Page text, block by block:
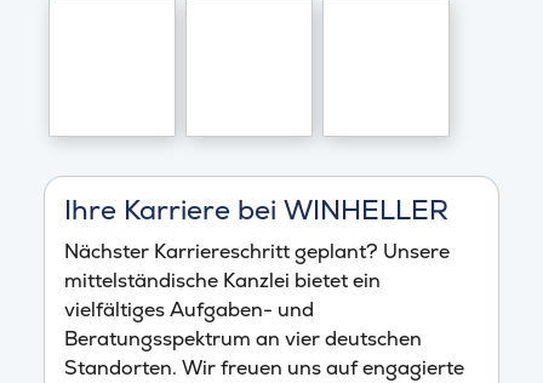
Ihre Karriere bei WINHELLER
Nächster Karriereschritt geplant? Unsere
mittelständische Kanzlei bietet ein
vielfältiges Aufgaben- und
Beratungsspektrum an vier deutschen
Standorten. Wir freuen uns auf engagierte